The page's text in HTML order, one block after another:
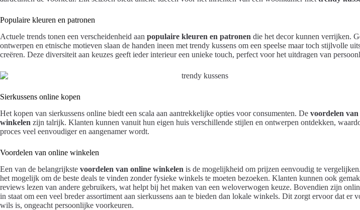
Populaire kleuren en patronen
Actuele trends tonen een verscheidenheid aan populaire kleuren en patronen die het decor kunnen verrijken.
ontwerpen en etnische motieven slaan de handen ineen met trendy kussens om een speelse maar toch stijlvolle
creëren. Deze diversiteit aan keuzes geeft ieder interieur een unieke touch, perfect voor het uitdragen van
Sierkussens online kopen
Het kopen van sierkussens online biedt een scala aan aantrekkelijke opties voor consumenten. De voordelen
winkelen zijn talrijk. Klanten kunnen vanuit hun eigen huis verschillende stijlen en ontwerpen ontdekken,
proces veel eenvoudiger en aangenamer wordt.
Voordelen van online winkelen
Een van de belangrijkste voordelen van online winkelen is de mogelijkheid om prijzen eenvoudig te
het mogelijk om de beste deals te vinden zonder fysieke winkels te moeten bezoeken. Klanten kunnen ook
reviews lezen van andere gebruikers, wat helpt bij het maken van een weloverwogen keuze. Bovendien zijn
in staat om een veel breder assortiment aan sierkussens aan te bieden dan lokale winkels. Dit zorgt ervoor dat er
wils is, ongeacht persoonlijke voorkeuren.